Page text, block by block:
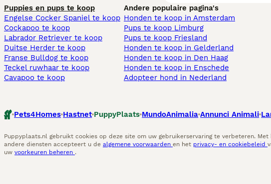
Puppies en pups te koop
Engelse Cocker Spaniel te koop
Cockapoo te koop
Labrador Retriever te koop
Duitse Herder te koop
Franse Bulldog te koop
Teckel ruwhaar te koop
Cavapoo te koop
Andere populaire pagina's
Honden te koop in Amsterdam
Pups te koop Limburg​
Pups te koop Friesland​
Honden te koop in Gelderland
Honden te koop in Den Haag
Honden te koop in Enschede
Adopteer hond in Nederland
Pets4Homes Hastnet PuppyPlaats MundoAnimalia Annunci Animali
Puppyplaats.nl gebruikt cookies op deze site om uw gebruikerservaring te verbeteren.
andere diensten accepteert u de algemene voorwaarden en het privacy- en cookiebeleid
uw voorkeuren beheren .